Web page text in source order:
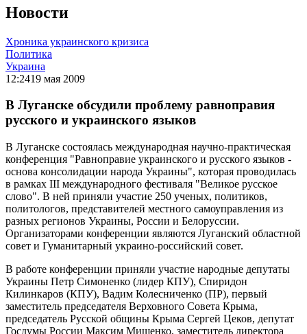
Новости
Хроника украинского кризиса
Политика
Украина
12:2419 мая 2009
В Луганске обсудили проблему равноправия
русского и украинского языков
В Луганске состоялась международная научно-практическая
конференция "Равноправие украинского и русского языков -
основа консолидации народа Украины", которая проводилась
в рамках III международного фестиваля "Великое русское
слово". В ней приняли участие 250 ученых, политиков,
политологов, представителей местного самоуправления из
разных регионов Украины, России и Белоруссии.
Организаторами конференции являются Луганский областной
совет и Гуманитарный украино-российский совет.
В работе конференции приняли участие народные депутаты
Украины Петр Симоненко (лидер КПУ), Спиридон
Килинкаров (КПУ), Вадим Колесниченко (ПР), первый
заместитель председателя Верховного Совета Крыма,
председатель Русской общины Крыма Сергей Цеков, депутат
Госдумы России Максим Мищенко, заместитель директора